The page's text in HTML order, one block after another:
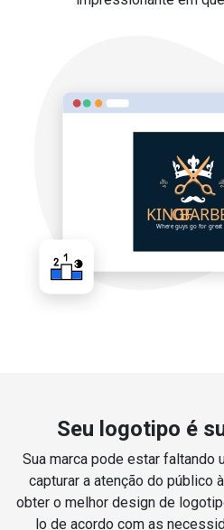
Seu logotipo é
Sua marca pode estar faltando
capturar a atenção do público
obter o melhor design de
lo de acordo com as